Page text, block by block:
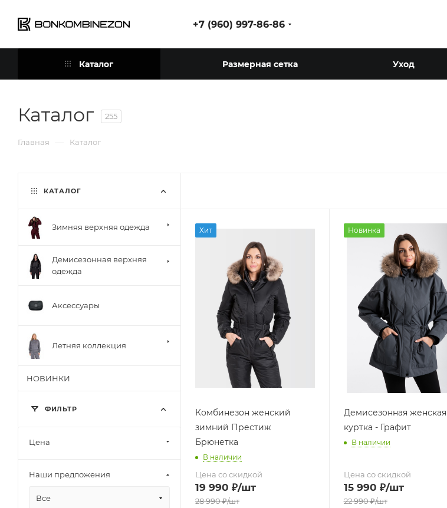
+7 (960) 997-86-86
Каталог Размерная сетка Уход
Каталог 255
Главная — Каталог
Хит
Комбинезон женский
зимний Престиж
Брюнетка
В наличии
Цена со скидкой
19 990 ₽/шт
28 990₽/шт
Новинка
Демисезонная женская
куртка - Графит
В наличии
Цена со скидкой
15 990 ₽/шт
22 990₽/шт
КАТАЛОГ
Зимняя верхняя одежда
Демисезонная верхняя
одежда
Аксессуары
Летняя коллекция
НОВИНКИ
ФИЛЬТР
Цена
Наши предложения
Все